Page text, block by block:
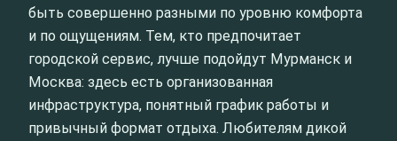
быть совершенно разными по уровню комфорта
и по ощущениям. Тем, кто предпочитает
городской сервис, лучше подойдут Мурманск и
Москва: здесь есть организованная
инфраструктура, понятный график работы и
привычный формат отдыха. Любителям дикой